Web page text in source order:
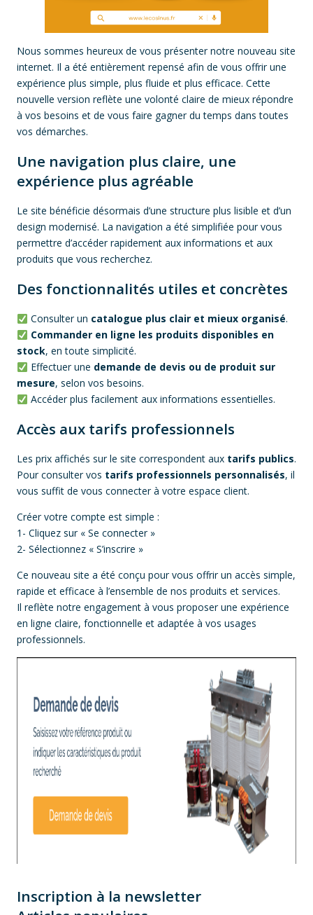
Nous sommes heureux de vous présenter notre nouveau site
internet. Il a été entièrement repensé afin de vous offrir une
expérience plus simple, plus fluide et plus efficace. Cette
nouvelle version reflète une volonté claire de mieux répondre
à vos besoins et de vous faire gagner du temps dans toutes
vos démarches.
Une navigation plus claire, une
expérience plus agréable
Le site bénéficie désormais d’une structure plus lisible et d’un
design modernisé. La navigation a été simplifiée pour vous
permettre d’accéder rapidement aux informations et aux
produits que vous recherchez.
Des fonctionnalités utiles et concrètes
Consulter un catalogue plus clair et mieux organisé.
Commander en ligne les produits disponibles en
stock, en toute simplicité.
Effectuer une demande de devis ou de produit sur
mesure, selon vos besoins.
Accéder plus facilement aux informations essentielles.
Accès aux tarifs professionnels
Les prix affichés sur le site correspondent aux tarifs publics.
Pour consulter vos tarifs professionnels personnalisés, il
vous suffit de vous connecter à votre espace client.
Créer votre compte est simple :
1- Cliquez sur « Se connecter »
2- Sélectionnez « S’inscrire »
Ce nouveau site a été conçu pour vous offrir un accès simple,
rapide et efficace à l’ensemble de nos produits et services.
Il reflète notre engagement à vous proposer une expérience
en ligne claire, fonctionnelle et adaptée à vos usages
professionnels.
Inscription à la newsletter